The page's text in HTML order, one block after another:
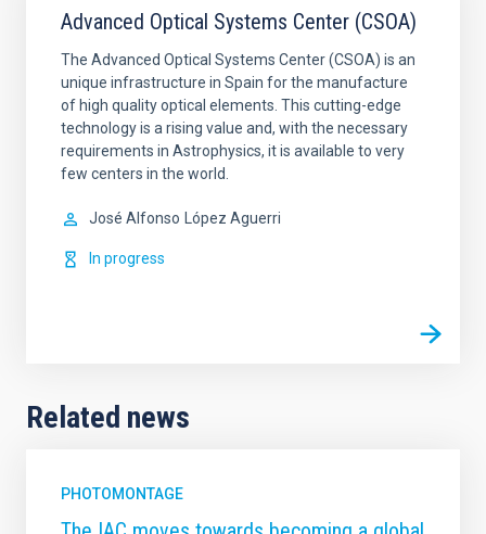
Advanced Optical Systems Center (CSOA)
The Advanced Optical Systems Center (CSOA) is an
unique infrastructure in Spain for the manufacture
of high quality optical elements. This cutting-edge
technology is a rising value and, with the necessary
requirements in Astrophysics, it is available to very
few centers in the world.
José Alfonso López Aguerri
In progress
Related news
PHOTOMONTAGE